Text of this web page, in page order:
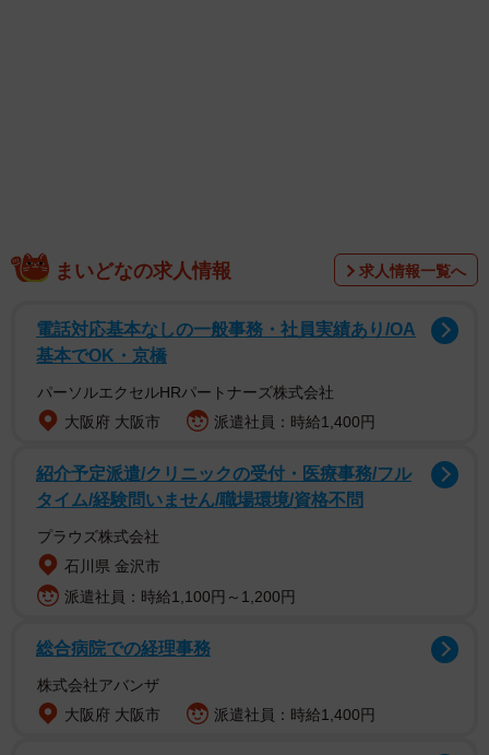
「あら、パンプス持ってたのね」
いつもはスニーカーで出勤するCさんが、たまにパンプスを
履いて出社したときのこと。たまたまロングスカートを履
までキラッキラじゃない」と畳みかけるように皮肉っぽい
言葉を浴びせてきました。
Cさんは苦笑いしながら「特に何もないですけど」と返しま
したが、足先から爪先まで瞬時によく見てるな。と思わず
囲の変化に敏感で、Cさんの様子にも何かしら指摘せずには
いられないようなのです。
まいどなの求人情報 求人情報一覧へ
電話対応基本なしの一般事務・社員実績あり/OA
基本でOK・京橋
パーソルエクセルHRパートナーズ株式会社
大阪府 大阪市
派遣社員：時給1,400円
紹介予定派遣/クリニックの受付・医療事務/フル
タイム/経験問いません/職場環境/資格不問
プラウズ株式会社
石川県 金沢市
派遣社員：時給1,100円～1,200円
総合病院での経理事務
株式会社アバンザ
大阪府 大阪市
派遣社員：時給1,400円